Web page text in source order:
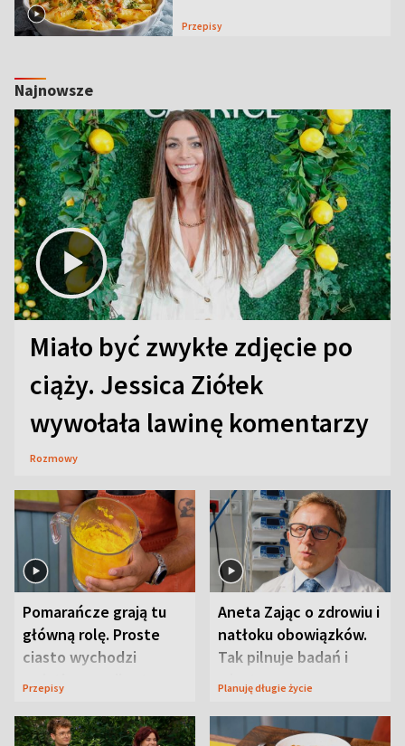
Przepisy
Najnowsze
Miało być zwykłe zdjęcie po
ciąży. Jessica Ziółek
wywołała lawinę komentarzy
Rozmowy
Pomarańcze grają tu
główną rolę. Proste
ciasto wychodzi
wyjątkowo wilgotne
Przepisy
Aneta Zając o zdrowiu i
natłoku obowiązków.
Tak pilnuje badań i
wizyt
Planuję długie życie